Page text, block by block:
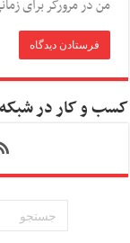
من در مرورگر برای
کسب و کار در